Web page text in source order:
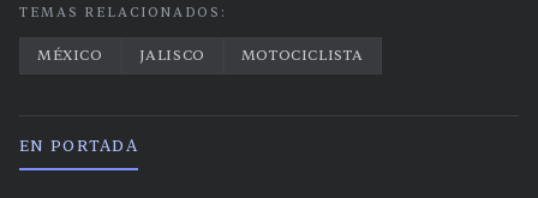
TEMAS RELACIONADOS:
MÉXICO JALISCO MOTOCICLISTA
EN PORTADA